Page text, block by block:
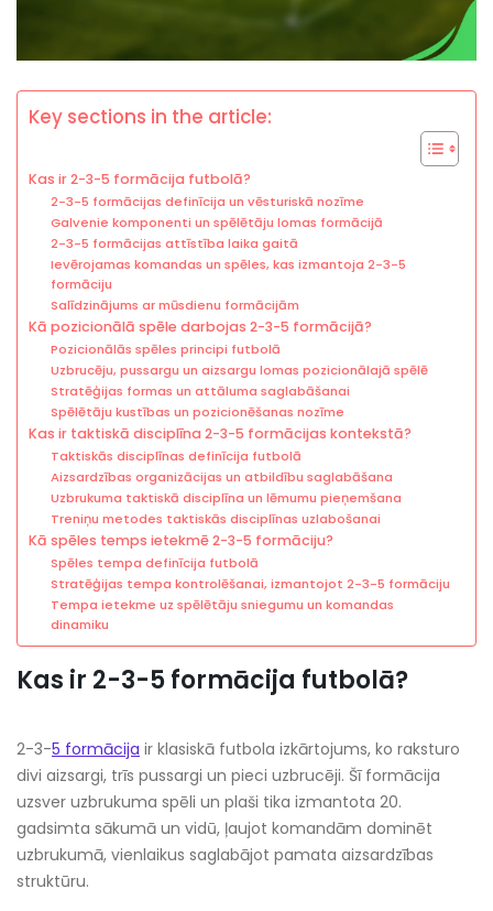
Key sections in the article:
Kas ir 2-3-5 formācija futbolā?
2-3-5 formācijas definīcija un vēsturiskā nozīme
Galvenie komponenti un spēlētāju lomas formācijā
2-3-5 formācijas attīstība laika gaitā
Ievērojamas komandas un spēles, kas izmantoja 2-3-5
formāciju
Salīdzinājums ar mūsdienu formācijām
Kā pozicionālā spēle darbojas 2-3-5 formācijā?
Pozicionālās spēles principi futbolā
Uzbrucēju, pussargu un aizsargu lomas pozicionālajā spēlē
Stratēģijas formas un attāluma saglabāšanai
Spēlētāju kustības un pozicionēšanas nozīme
Kas ir taktiskā disciplīna 2-3-5 formācijas kontekstā?
Taktiskās disciplīnas definīcija futbolā
Aizsardzības organizācijas un atbildību saglabāšana
Uzbrukuma taktiskā disciplīna un lēmumu pieņemšana
Treniņu metodes taktiskās disciplīnas uzlabošanai
Kā spēles temps ietekmē 2-3-5 formāciju?
Spēles tempa definīcija futbolā
Stratēģijas tempa kontrolēšanai, izmantojot 2-3-5 formāciju
Tempa ietekme uz spēlētāju sniegumu un komandas
dinamiku
Kas ir 2-3-5 formācija futbolā?
2-3-5 formācija ir klasiskā futbola izkārtojums, ko raksturo
divi aizsargi, trīs pussargi un pieci uzbrucēji. Šī formācija
uzsver uzbrukuma spēli un plaši tika izmantota 20.
gadsimta sākumā un vidū, ļaujot komandām dominēt
uzbrukumā, vienlaikus saglabājot pamata aizsardzības
struktūru.